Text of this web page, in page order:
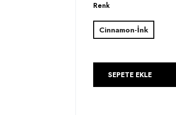
Renk
Cinnamon-İnk
SEPETE EKLE